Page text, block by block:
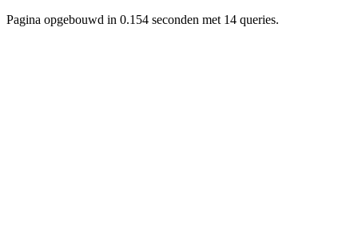
Pagina opgebouwd in 0.154 seconden met 14 queries.